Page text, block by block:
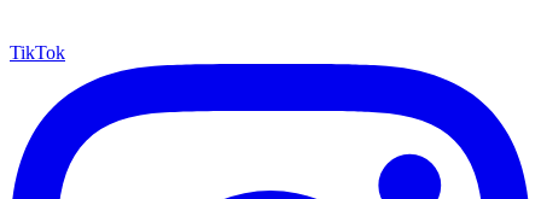
TikTok